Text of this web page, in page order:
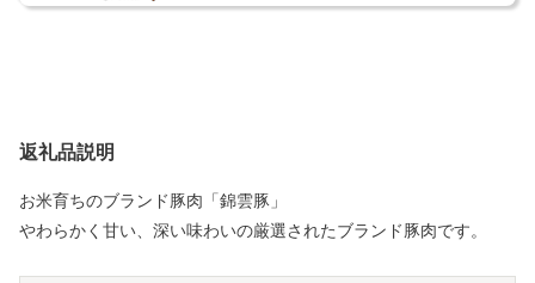
返礼品説明
お米育ちのブランド豚肉「錦雲豚」
やわらかく甘い、深い味わいの厳選されたブランド豚肉です。